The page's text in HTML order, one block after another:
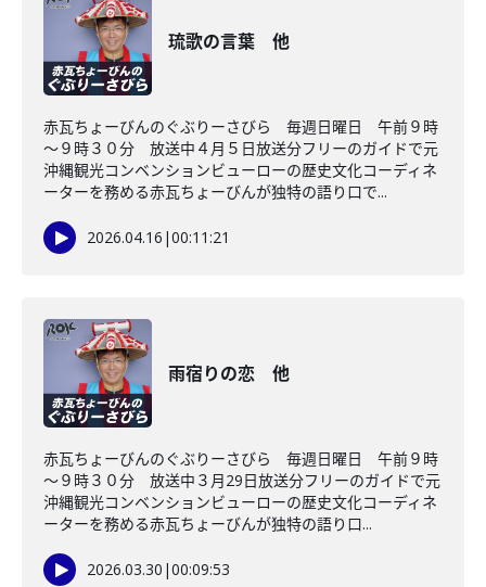
琉歌の言葉 他
赤瓦ちょーびんのぐぶりーさびら 毎週日曜日 午前９時
～９時３０分 放送中４月５日放送分フリーのガイドで元
沖縄観光コンベンションビューローの歴史文化コーディネ
ーターを務める赤瓦ちょーびんが独特の語り口で...
2026.04.16 |00:11:21
雨宿りの恋 他
赤瓦ちょーびんのぐぶりーさびら 毎週日曜日 午前９時
～９時３０分 放送中３月29日放送分フリーのガイドで元
沖縄観光コンベンションビューローの歴史文化コーディネ
ーターを務める赤瓦ちょーびんが独特の語り口...
2026.03.30 |00:09:53